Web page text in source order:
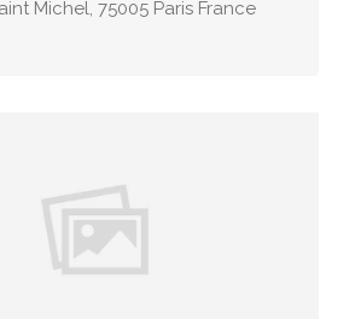
Michel, 75005 Paris France